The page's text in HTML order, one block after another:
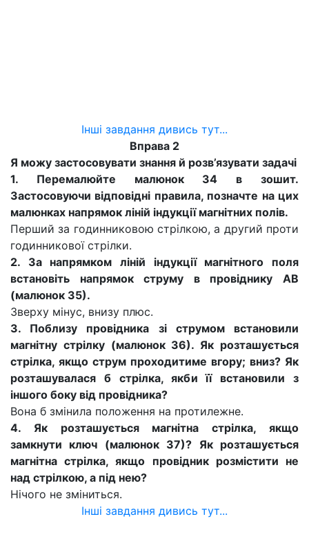
Інші завдання дивись тут...
Вправа 2
Я можу застосовувати знання й розв’язувати задачі
1. Перемалюйте малюнок 34 в зошит.
Застосовуючи відповідні правила, позначте на цих
малюнках напрямок ліній індукції магнітних полів.
Перший за годинниковою стрілкою, а другий проти
годинникової стрілки.
2. За напрямком ліній індукції магнітного поля
встановіть напрямок струму в провіднику АВ
(малюнок 35).
Зверху мінус, внизу плюс.
3. Поблизу провідника зі струмом встановили
магнітну стрілку (малюнок 36). Як розташується
стрілка, якщо струм проходитиме вгору; вниз? Як
розташувалася б стрілка, якби її встановили з
іншого боку від провідника?
Вона б змінила положення на протилежне.
4. Як розташується магнітна стрілка, якщо
замкнути ключ (малюнок 37)? Як розташується
магнітна стрілка, якщо провідник розмістити не
над стрілкою, а під нею?
Нічого не зміниться.
Інші завдання дивись тут...